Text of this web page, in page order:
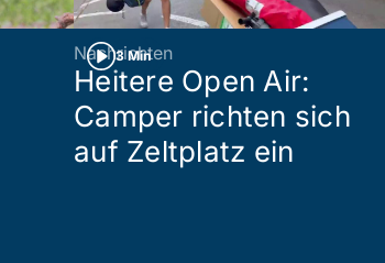
3 Min
Nachrichten
Heitere Open Air:
Camper richten sich
auf Zeltplatz ein